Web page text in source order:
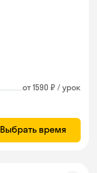
от 1590 ₽ / урок
Выбрать время